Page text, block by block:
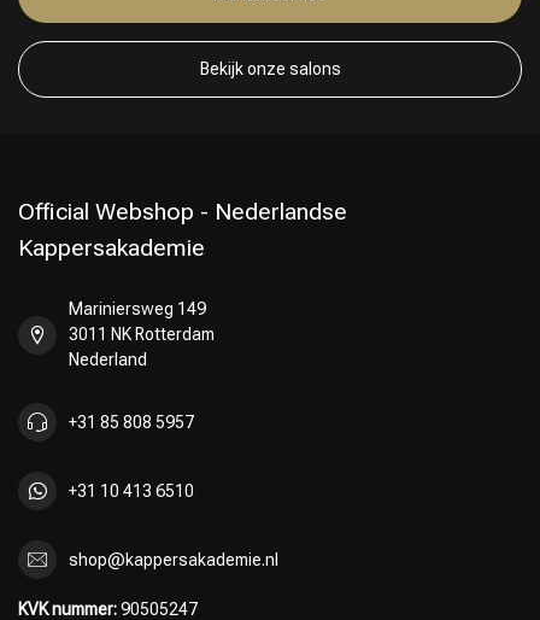
Bekijk onze salons
Official Webshop - Nederlandse
Kappersakademie
Mariniersweg 149
3011 NK Rotterdam
Nederland
+31 85 808 5957
+31 10 413 6510
shop@kappersakademie.nl
KVK nummer:90505247